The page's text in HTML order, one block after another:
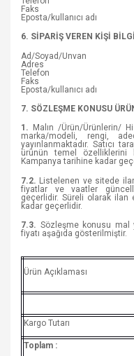
Faks
Eposta/kullanıcı adı
6. SİPARİŞ VEREN KİŞİ
Ad/Soyad/Unvan
Adres
Telefon
Faks
Eposta/kullanıcı adı
7. SÖZLEŞME KONUSU
1. Malın /Ürün/Ürünlerin/
marka/modeli, rengi,
yayınlanmaktadır. Satıcı
ürünün temel özelliklerini
Kampanya tarihine kadar
7.2. Listelenen ve sitede
fiyatlar ve vaatler
geçerlidir. Süreli olarak
kadar geçerlidir.
7.3. Sözleşme konusu
fiyatı aşağıda gösterilmiştir.
Ürün Açıklaması
Kargo Tutarı
Toplam :